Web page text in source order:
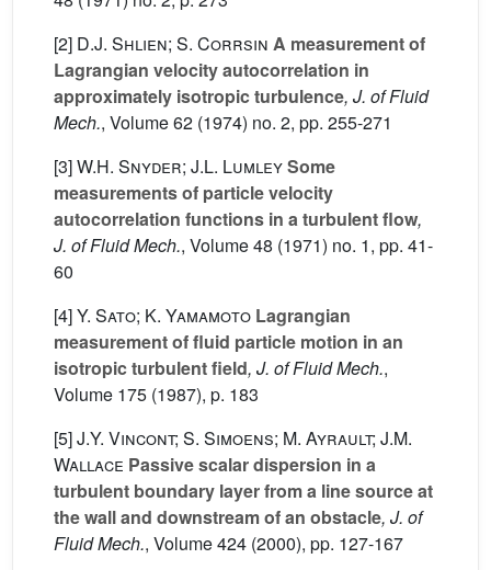
[2] D.J. Shlien; S. Corrsin A measurement of
Lagrangian velocity autocorrelation in
approximately isotropic turbulence, J. of Fluid
Mech., Volume 62 (1974) no. 2, pp. 255-271
[3]W.H. Snyder; J.L. LumleySome
measurements of particle velocity
autocorrelation functions in a turbulent flow,
J. of Fluid Mech., Volume 48 (1971) no. 1, pp. 41-
60
[4]Y. Sato; K. Yamamoto Lagrangian
measurement of fluid particle motion in an
isotropic turbulent field, J. of Fluid Mech.,
Volume 175 (1987), p. 183
[5]J.Y. Vincont; S. Simoens; M. Ayrault; J.M.
Wallace Passive scalar dispersion in a
turbulent boundary layer from a line source at
the wall and downstream of an obstacle, J. of
Fluid Mech., Volume 424 (2000), pp. 127-167